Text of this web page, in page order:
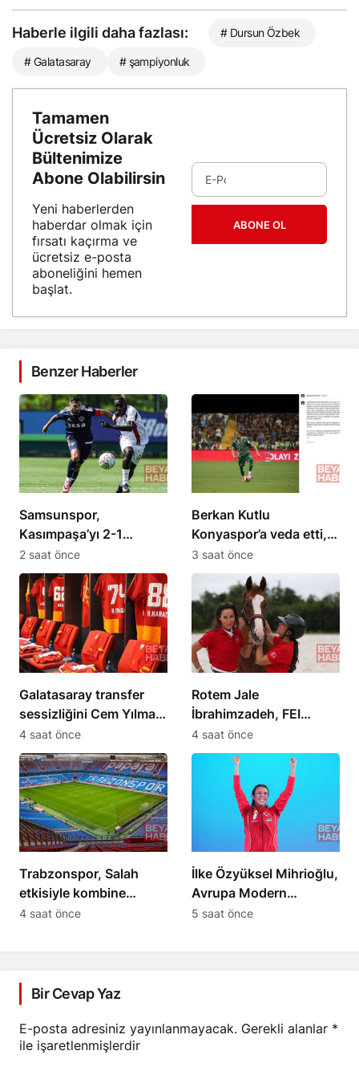
Haberle ilgili daha fazlası: # Dursun Özbek
# Galatasaray # şampiyonluk
Tamamen
Ücretsiz Olarak
Bültenimize
Abone Olabilirsin
Yeni haberlerden
haberdar olmak için
fırsatı kaçırma ve
ücretsiz e-posta
aboneliğini hemen
başlat.
ABONE OL
Benzer Haberler
Samsunspor,
Kasımpaşa’yı 2-1
mağlup etti; ikinci maç
19.00’da
2 saat önce
Berkan Kutlu
Konyaspor’a veda etti,
yeni bir projeye
hazırlanıyor
3 saat önce
Galatasaray transfer
sessizliğini Cem Yılmaz
değerlendirdi
4 saat önce
Rotem Jale
İbrahimzadeh, FEI
Dünya Şampiyonası’nda
Türkiye’yi temsil edecek
4 saat önce
Trabzonspor, Salah
etkisiyle kombine
satışında tarihi rekor
4 saat önce
İlke Özyüksel Mihrioğlu,
Avrupa Modern
Pentatlon Şampiyonu
5 saat önce
Bir Cevap Yaz
E-posta adresiniz yayınlanmayacak. Gerekli alanlar *
ile işaretlenmişlerdir